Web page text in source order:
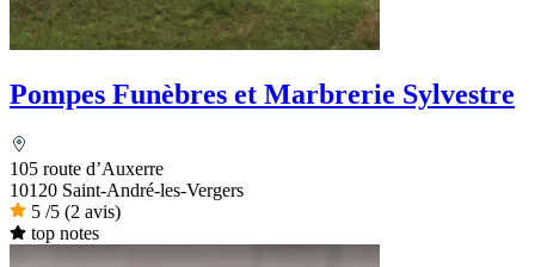
Pompes Funèbres et Marbrerie Sylvestre
105 route d’Auxerre
10120 Saint-André-les-Vergers
5 /5 (2 avis)
top notes